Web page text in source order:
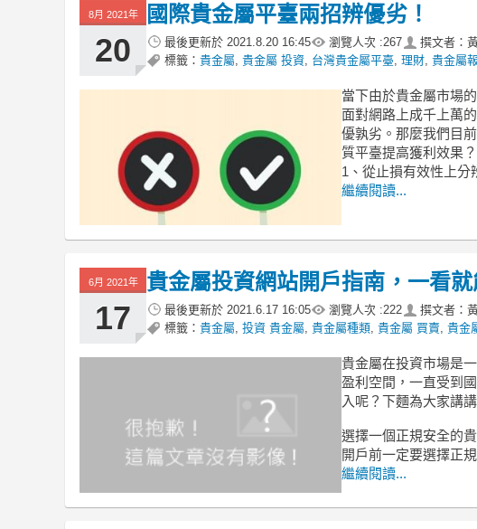
8月 2021年
20
國際貴金屬平臺兩招辨優劣！
最後更新於 2021.8.20 16:45 瀏覽人次 :267
撰文者：
標籤： 貴金屬 貴金屬 投資 台灣貴金屬平臺 理財 貴金屬
當下由於貴金屬市場
面對網路上成千上萬
優孰劣。那麼我們目
質平臺提高獲利效果
1、從止損有效性上分
繼續閱讀...
6月 2021年
17
貴金屬投資網站開戶指南，一看就
最後更新於 2021.6.17 16:05 瀏覽人次 :222
撰文者：
標籤： 貴金屬 投資 貴金屬 貴金屬種類 貴金屬 買賣 貴金
貴金屬在投資市場是
盈利空間，一直受到
入呢？下麵為大家講
選擇一個正規安全的
開戶前一定要選擇正
繼續閱讀...